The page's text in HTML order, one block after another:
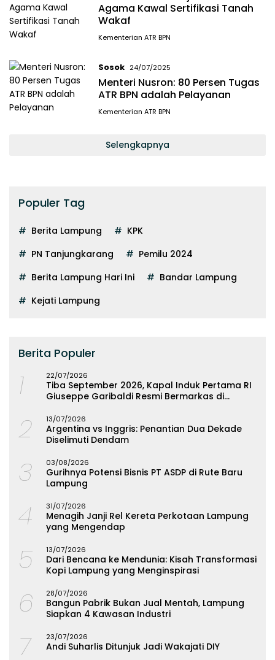
Agama Kawal Sertifikasi Tanah
Wakaf
Kementerian ATR BPN
Sosok 24/07/2025
Menteri Nusron: 80 Persen Tugas
ATR BPN adalah Pelayanan
Kementerian ATR BPN
Selengkapnya
Populer Tag
Berita Lampung
KPK
PN Tanjungkarang
Pemilu 2024
Berita Lampung Hari Ini
Bandar Lampung
Kejati Lampung
Berita Populer
1 22/07/2026
Tiba September 2026, Kapal Induk Pertama RI
Giuseppe Garibaldi Resmi Bermarkas di
2 13/07/2026
Argentina vs Inggris: Penantian Dua Dekade
Diselimuti Dendam
3 03/08/2026
Gurihnya Potensi Bisnis PT ASDP di Rute Baru
Lampung
4 31/07/2026
Menagih Janji Rel Kereta Perkotaan Lampung
yang Mengendap
5 13/07/2026
Dari Bencana ke Mendunia: Kisah Transformasi
Kopi Lampung yang Menginspirasi
6 28/07/2026
Bangun Pabrik Bukan Jual Mentah, Lampung
Siapkan 4 Kawasan Industri
7 23/07/2026
Andi Suharlis Ditunjuk Jadi Wakajati DIY